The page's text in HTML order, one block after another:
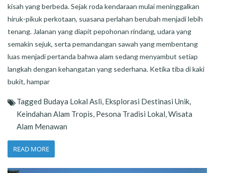
kisah yang berbeda. Sejak roda kendaraan mulai meninggalkan
hiruk-pikuk perkotaan, suasana perlahan berubah menjadi lebih
tenang. Jalanan yang diapit pepohonan rindang, udara yang
semakin sejuk, serta pemandangan sawah yang membentang
luas menjadi pertanda bahwa alam sedang menyambut setiap
langkah dengan kehangatan yang sederhana. Ketika tiba di kaki
bukit, hampar
Tagged Budaya Lokal Asli, Eksplorasi Destinasi Unik,
Keindahan Alam Tropis, Pesona Tradisi Lokal,Wisata
Alam Menawan
READ MORE